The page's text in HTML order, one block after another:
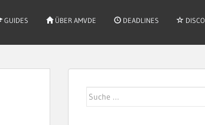
GUIDES ÜBER AMVDE DEADLINES
Suche